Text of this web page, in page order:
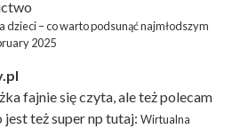
dzieci – co warto podsunąć najmłodszym
2025
fajnie się czyta, ale też polecam
też super np tutaj: Wirtualna